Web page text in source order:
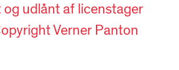
udlånt af licenstager
Verner Panton